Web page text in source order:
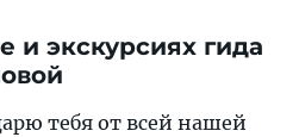
и экскурсиях гида
тебя от всей нашей